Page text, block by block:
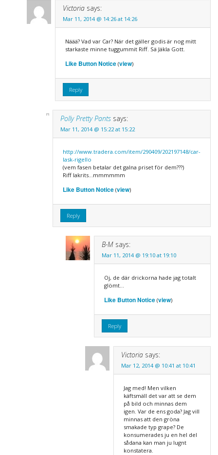
Victoria says:
Mar 11, 2014 @ 14:26 at 14:26
Näää? Vad var Car? När det gäller godis är nog mitt
starkaste minne tuggummit Riff. Sä Jäkla Gott.
Like Button Notice(view)
Reply
Polly Pretty Pants says:
Mar 11, 2014 @ 15:22 at 15:22
http://www.tradera.com/item/290409/202197148/car-
lask-rigello
(vem fasen betalar det galna priset för dem???)
Riff lakrits…mmmmmm
Like Button Notice (view)
Reply
B-M says:
Mar 11, 2014 @ 19:10 at 19:10
Oj, de där drickorna hade jag totalt
glömt…
Like Button Notice(view)
Reply
Victoria says:
Mar 12, 2014 @ 10:41 at 10:41
Jag med! Men vilken
käftsmäll det var att se dem
på bild och minnas dem
igen. Var de ens goda? Jag vill
minnas att den gröna
smakade typ grape? De
konsumerades ju en hel del
sådana kan man ju lugnt
konstatera.